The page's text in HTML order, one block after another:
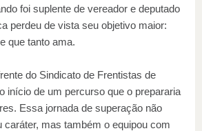
foi suplente de vereador e deputado
perdeu de vista seu objetivo maior:
que tanto ama.
do Sindicato de Frentistas de
início de um percurso que o prepararia
Essa jornada de superação não
caráter, mas também o equipou com